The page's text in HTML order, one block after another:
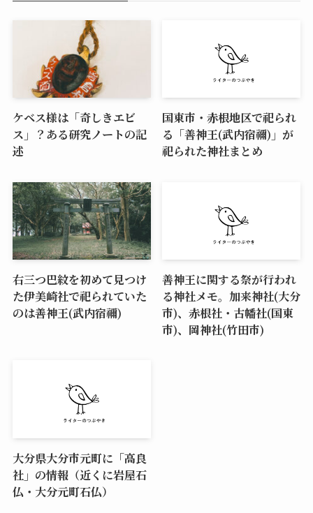
ケベス様は「奇しきエビ
ス」？ある研究ノートの記
述
国東市・赤根地区で祀られ
る「善神王(武内宿禰)」が
祀られた神社まとめ
右三つ巴紋を初めて見つけ
た伊美崎社で祀られていた
のは善神王(武内宿禰)
善神王に関する祭が行われ
る神社メモ。加来神社(大分
市)、赤根社・古幡社(国東
市)、岡神社(竹田市)
大分県大分市元町に「高良
社」の情報（近くに岩屋石
仏・大分元町石仏）